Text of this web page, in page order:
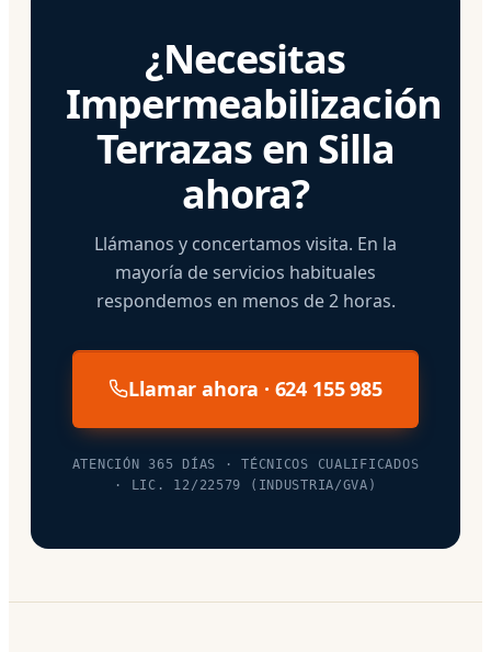
¿Necesitas
Impermeabilización
Terrazas en Silla
ahora?
Llámanos y concertamos visita. En la
mayoría de servicios habituales
respondemos en menos de 2 horas.
Llamar ahora · 624 155 985
ATENCIÓN 365 DÍAS · TÉCNICOS CUALIFICADOS
· LIC. 12/22579 (INDUSTRIA/GVA)